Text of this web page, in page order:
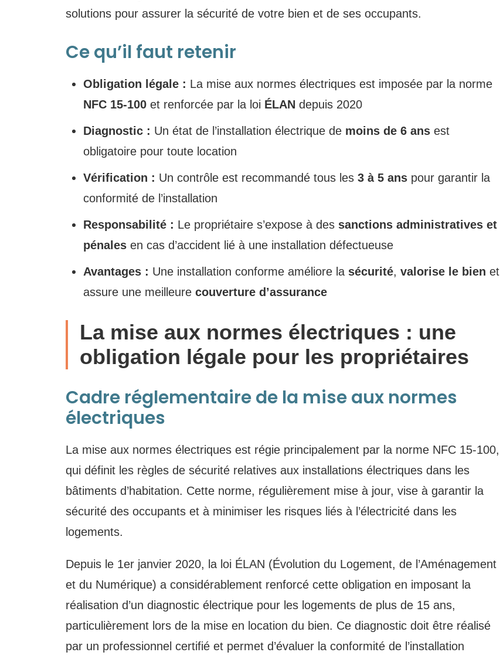
solutions pour assurer la sécurité de votre bien et de ses occupants.
Ce qu’il faut retenir
Obligation légale : La mise aux normes électriques est imposée par la norme
NFC 15-100 et renforcée par la loi ÉLAN depuis 2020
Diagnostic : Un état de l’installation électrique de moins de 6 ans est
obligatoire pour toute location
Vérification : Un contrôle est recommandé tous les 3 à 5 ans pour garantir la
conformité de l’installation
Responsabilité : Le propriétaire s’expose à des sanctions administratives et
pénales en cas d’accident lié à une installation défectueuse
Avantages : Une installation conforme améliore la sécurité, valorise le bien et
assure une meilleure couverture d’assurance
La mise aux normes électriques : une
obligation légale pour les propriétaires
Cadre réglementaire de la mise aux normes
électriques
La mise aux normes électriques est régie principalement par la norme NFC 15-100,
qui définit les règles de sécurité relatives aux installations électriques dans les
bâtiments d’habitation. Cette norme, régulièrement mise à jour, vise à garantir la
sécurité des occupants et à minimiser les risques liés à l’électricité dans les
logements.
Depuis le 1er janvier 2020, la loi ÉLAN (Évolution du Logement, de l’Aménagement
et du Numérique) a considérablement renforcé cette obligation en imposant la
réalisation d’un diagnostic électrique pour les logements de plus de 15 ans,
particulièrement lors de la mise en location du bien. Ce diagnostic doit être réalisé
par un professionnel certifié et permet d’évaluer la conformité de l’installation